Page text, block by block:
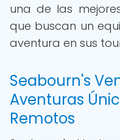
una de las
que buscan un
aventura en sus
Seabourn's
Aventuras
Remotos